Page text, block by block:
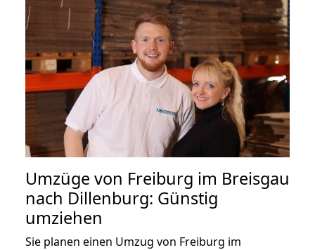
Umzüge von Freiburg im Breisgau
nach Dillenburg: Günstig
umziehen
Sie planen einen Umzug von Freiburg im